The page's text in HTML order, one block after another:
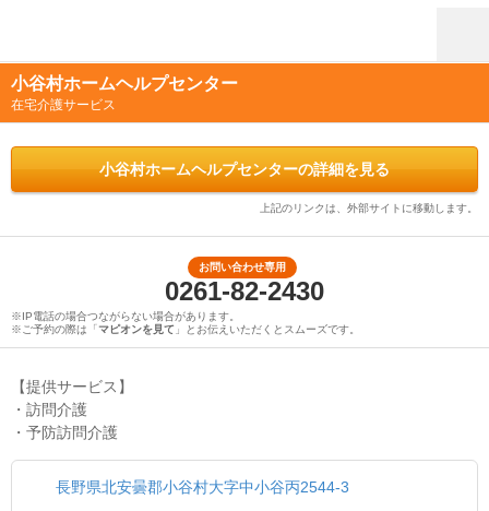
小谷村ホームヘルプセンター
在宅介護サービス
小谷村ホームヘルプセンターの詳細を見る
上記のリンクは、外部サイトに移動します。
お問い合わせ専用
0261-82-2430
※IP電話の場合つながらない場合があります。
※ご予約の際は「マピオンを見て 」とお伝えいただくとスムーズです。
【提供サービス】
・訪問介護
・予防訪問介護
長野県北安曇郡小谷村大字中小谷丙2544-3